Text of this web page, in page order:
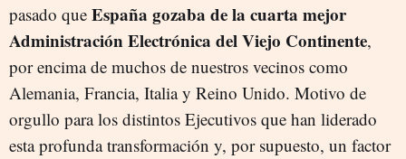
pasado que España gozaba de la cuarta mejor
Administración Electrónica del Viejo Continente,
por encima de muchos de nuestros vecinos como
Alemania, Francia, Italia y Reino Unido. Motivo de
orgullo para los distintos Ejecutivos que han liderado
esta profunda transformación y, por supuesto, un factor